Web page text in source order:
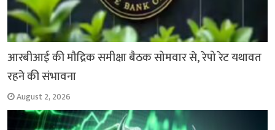
आरबीआई की मौद्रिक समीक्षा बैठक सोमवार से, रेपो रेट यथावत
रहने की संभावना
August 2, 2026